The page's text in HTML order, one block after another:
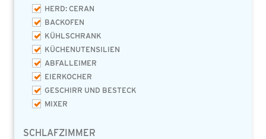
HERD: CERAN
BACKOFEN
KÜHLSCHRANK
KÜCHENUTENSILIEN
ABFALLEIMER
EIERKOCHER
GESCHIRR UND BESTECK
MIXER
SCHLAFZIMMER